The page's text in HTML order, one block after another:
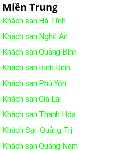
Miền Trung
Khách sạn Hà Tĩnh
Khách sạn Nghệ An
Khách sạn Quảng Bình
Khách sạn Bình Định
Khách sạn Phú Yên
Khách sạn Gia Lai
Khách sạn Thanh Hóa
Khách Sạn Quảng Trị
Khách sạn Quảng Nam